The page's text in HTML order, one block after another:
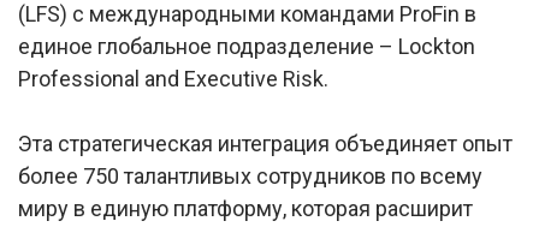
(LFS) с международными командами ProFin в
единое глобальное подразделение – Lockton
Professional and Executive Risk.
Эта стратегическая интеграция объединяет опыт
более 750 талантливых сотрудников по всему
миру в единую платформу, которая расширит